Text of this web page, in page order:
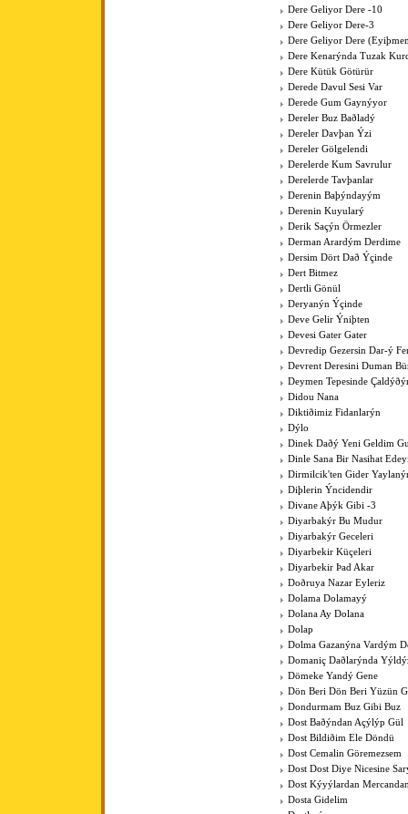
Dere Geliyor Dere -10
Dere Geliyor Dere-3
Dere Geliyor Dere
Dere Kenarýnda Tuzak
Dere Kütük Götürür
Derede Davul Sesi Var
Derede Gum Gaynýyor
Dereler Buz Baðladý
Dereler Davþan Ýzi
Dereler Gölgelendi
Derelerde Kum Savrulur
Derelerde Tavþanlar
Derenin Baþýndayým
Derenin Kuyularý
Derik Saçýn Örmezler
Derman Arardým Derdime
Dersim Dört Dað Ýçinde
Dert Bitmez
Dertli Gönül
Deryanýn Ýçinde
Deve Gelir Ýniþten
Devesi Gater Gater
Devredip Gezersin Dar-ý
Devrent Deresini Duman
Deymen Tepesinde
Didou Nana
Diktiðimiz Fidanlarýn
Dýlo
Dinek Daðý Yeni Geldim
Dinle Sana Bir Nasihat
Dirmilcik'ten Gider
Diþlerin Ýncidendir
Divane Aþýk Gibi -3
Diyarbakýr Bu Mudur
Diyarbakýr Geceleri
Diyarbekir Küçeleri
Diyarbekir Þad Akar
Doðruya Nazar Eyleriz
Dolama Dolamayý
Dolana Ay Dolana
Dolap
Dolma Gazanýna Vardým
Domaniç Daðlarýnda
Dömeke Yandý Gene
Dön Beri Dön Beri Yüzün
Dondurmam Buz Gibi Buz
Dost Baðýndan Açýlýp Gül
Dost Bildiðim Ele Döndü
Dost Cemalin Göremezsem
Dost Dost Diye Nicesine
Dost Kýyýlardan
Dosta Gidelim